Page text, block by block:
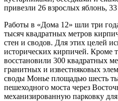
привезли 26 взрослых яблонь,
Работы в «Дома 12» шли три
тысяч квадратных метров
стен и сводов. Для этих целей
исторических кирпичей. Кроме
восстановили 300 квадратных
гранитных и известняковых
своды Монье площадью шесть
пешеходного моста через
механизированную парковку для